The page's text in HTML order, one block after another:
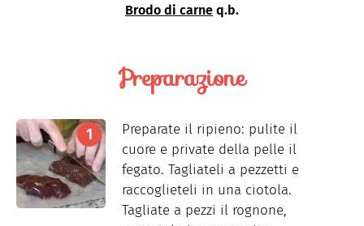
Brodo di carne q.b.
Preparazione
Preparate il ripieno: pulite il
cuore e private della pelle il
fegato. Tagliateli a pezzetti e
raccoglieteli in una ciotola.
Tagliate a pezzi il rognone,